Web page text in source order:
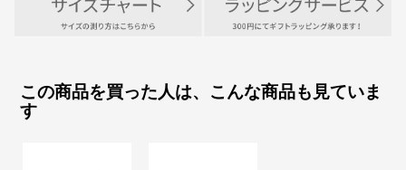
この商品を買った人は、こんな商品も見ていま
す